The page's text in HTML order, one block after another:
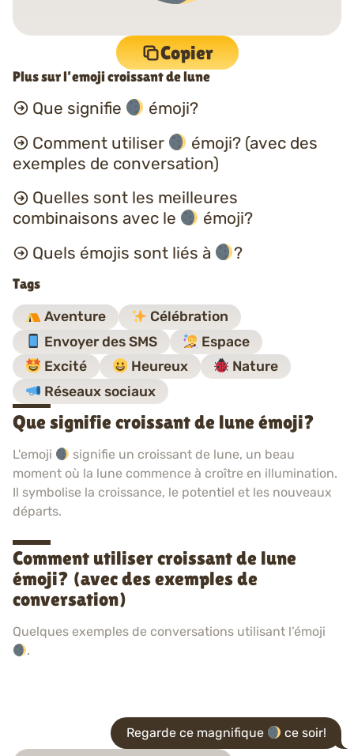
Copier
Plus sur l’emoji croissant de lune
Que signifie
émoji?
Comment utiliser
émoji? (avec des
exemples de conversation)
Quelles sont les meilleures
combinaisons avec le
émoji?
Quels émojis sont liés à
?
Tags
Aventure
Célébration
Envoyer des SMS
Espace
Excité
Heureux
Nature
Réseaux sociaux
Que signifie croissant de lune émoji?
L'emoji
signifie un croissant de lune, un beau
moment où la lune commence à croître en illumination.
Il symbolise la croissance, le potentiel et les nouveaux
départs.
Comment utiliser croissant de lune
émoji? (avec des exemples de
conversation)
Quelques exemples de conversations utilisant l’émoji
.
Regarde ce magnifique ce soir!